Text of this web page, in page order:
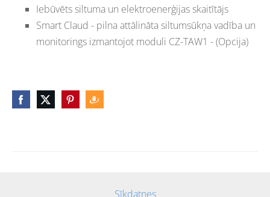
Iebūvēts siltuma un elektroenerģijas skaitītājs
Smart Claud - pilna attālināta siltumsūkņa vadība un
monitorings izmantojot moduli CZ-TAW1 - (Opcija)
Sīkdatnes